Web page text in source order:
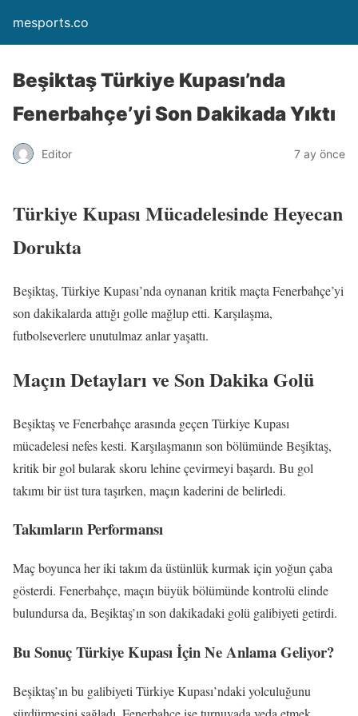
mesports.co
Beşiktaş Türkiye Kupası’nda
Fenerbahçe’yi Son Dakikada Yıktı
Editor 7 ay önce
Türkiye Kupası Mücadelesinde Heyecan
Dorukta
Beşiktaş, Türkiye Kupası’nda oynanan kritik maçta Fenerbahçe’yi
son dakikalarda attığı golle mağlup etti. Karşılaşma,
futbolseverlere unutulmaz anlar yaşattı.
Maçın Detayları ve Son Dakika Golü
Beşiktaş ve Fenerbahçe arasında geçen Türkiye Kupası
mücadelesi nefes kesti. Karşılaşmanın son bölümünde Beşiktaş,
kritik bir gol bularak skoru lehine çevirmeyi başardı. Bu gol
takımı bir üst tura taşırken, maçın kaderini de belirledi.
Takımların Performansı
Maç boyunca her iki takım da üstünlük kurmak için yoğun çaba
gösterdi. Fenerbahçe, maçın büyük bölümünde kontrolü elinde
bulundursa da, Beşiktaş’ın son dakikadaki golü galibiyeti getirdi.
Bu Sonuç Türkiye Kupası İçin Ne Anlama Geliyor?
Beşiktaş’ın bu galibiyeti Türkiye Kupası’ndaki yolculuğunu